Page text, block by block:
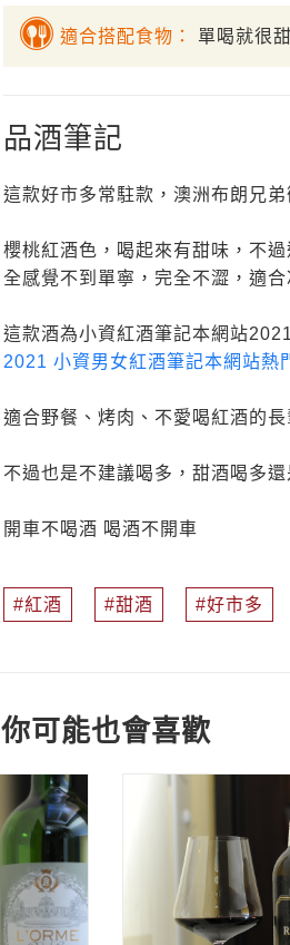
適合搭配食物： 單喝就很
品酒筆記
這款好市多常駐款，澳洲布朗兄
櫻桃紅酒色，喝起來有甜味，不
全感覺不到單寧，完全不澀，適
這款酒為小資紅酒筆記本網站
2021 小資男女紅酒筆記本網站熱
適合野餐、烤肉、不愛喝紅酒的
不過也是不建議喝多，甜酒喝多
開車不喝酒 喝酒不開車
紅酒 甜酒 好市多
你可能也會喜歡